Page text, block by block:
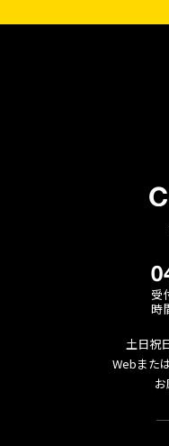
おこない、紛失・破壊
止に努めます。
より、他のお客さまが
・お客さまがサービス
・より満足していただ
・新たなサービスの開
お電話でのお問い合わ
電話窓口では、お問い
応するため、お客様と
当ポリシーの改善
当プライバシーポリシ
受
時
土日祝
Webまた